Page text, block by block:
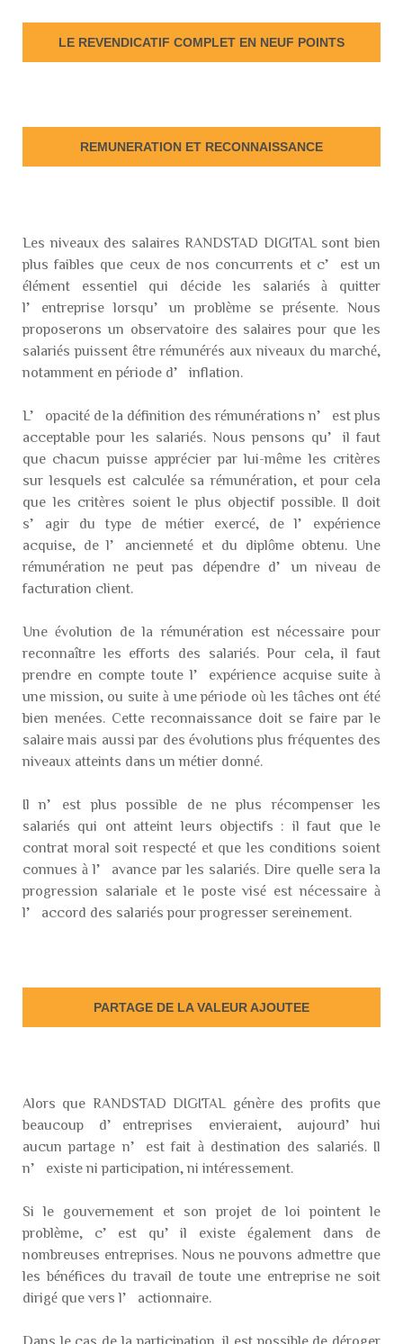
LE REVENDICATIF COMPLET EN NEUF POINTS
REMUNERATION ET RECONNAISSANCE
Les niveaux des salaires RANDSTAD DIGITAL sont bien
plus faibles que ceux de nos concurrents et c’est un
élément essentiel qui décide les salariés à quitter
l’entreprise lorsqu’un problème se présente. Nous
proposerons un observatoire des salaires pour que les
salariés puissent être rémunérés aux niveaux du marché,
notamment en période d’inflation.
L’opacité de la définition des rémunérations n’est plus
acceptable pour les salariés. Nous pensons qu’il faut
que chacun puisse apprécier par lui-même les critères
sur lesquels est calculée sa rémunération, et pour cela
que les critères soient le plus objectif possible. Il doit
s’agir du type de métier exercé, de l’expérience
acquise, de l’ancienneté et du diplôme obtenu. Une
rémunération ne peut pas dépendre d’un niveau de
facturation client.
Une évolution de la rémunération est nécessaire pour
reconnaître les efforts des salariés. Pour cela, il faut
prendre en compte toute l’expérience acquise suite à
une mission, ou suite à une période où les tâches ont été
bien menées. Cette reconnaissance doit se faire par le
salaire mais aussi par des évolutions plus fréquentes des
niveaux atteints dans un métier donné.
Il n’est plus possible de ne plus récompenser les
salariés qui ont atteint leurs objectifs : il faut que le
contrat moral soit respecté et que les conditions soient
connues à l’avance par les salariés. Dire quelle sera la
progression salariale et le poste visé est nécessaire à
l’accord des salariés pour progresser sereinement.
PARTAGE DE LA VALEUR AJOUTEE
Alors que RANDSTAD DIGITAL génère des profits que
beaucoup d’entreprises envieraient, aujourd’hui
aucun partage n’est fait à destination des salariés. Il
n’existe ni participation, ni intéressement.
Si le gouvernement et son projet de loi pointent le
problème, c’est qu’il existe également dans de
nombreuses entreprises. Nous ne pouvons admettre que
les bénéfices du travail de toute une entreprise ne soit
dirigé que vers l’actionnaire.
Dans le cas de la participation, il est possible de déroger